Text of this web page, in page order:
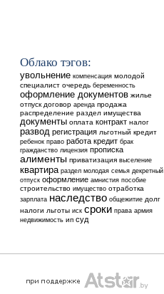
Облако тэгов:
увольнение компенсация молодой
специалист очередь беременность
оформление документов жилье
отпуск договор аренда продажа
распределение раздел имущества
документы оплата контракт налог
развод регистрация льготный кредит
ребенок право работа кредит брак
гражданство лицензия прописка
алименты приватизация выселение
квартира раздел молодая семья декретный
отпуск оформление амнистия пособие
строительство имущество отработка
зарплата наследство общежитие долг
налоги льготы иск сроки права армия
недвижимость ип суд